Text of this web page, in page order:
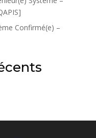
Confirmé(e) –